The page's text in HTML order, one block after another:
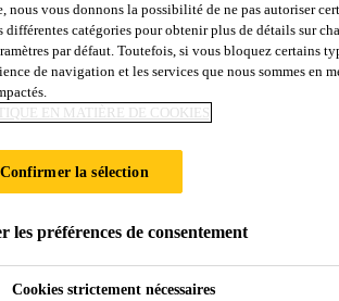
pour les surfaces liées au ciment
des solvants, à base de silane pour
nous vous donnons la possibilité de ne pas autoriser
différentes catégories pour obtenir plus de détails sur
par défaut. Toutefois, si vous bloquez certains
de navigation et les services que nous sommes en
EN MATIÈRE DE COOKIES
Confirmer la sélection
les préférences de consentement
Cookies strictement nécessaires